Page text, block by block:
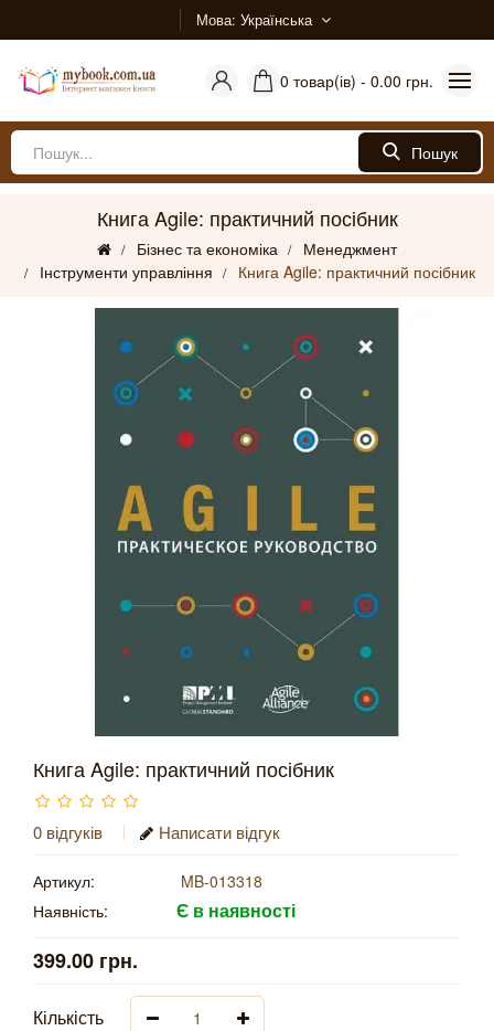
Мова Українська
0 товар(ів) - 0.00 грн.
Пошук
Книга Agile: практичний посібник
Бізнес та економіка
Менеджмент
Інструменти управління
Книга Agile: практичний посібник
Книга Agile: практичний посібник
0 відгуків Написати відгук
Артикул:
MB-013318
Наявність:
Є в наявності
399.00 грн.
Кількість